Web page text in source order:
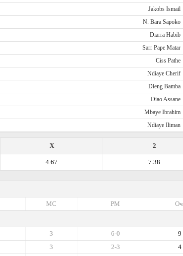
Jakobs Ismail
N. Bara Sapoko
Diarra Habib
Sarr Pape Matar
Ciss Pathe
Ndiaye Cherif
Dieng Bamba
Diao Assane
Mbaye Ibrahim
Ndiaye Iliman
2
X
7.38
4.67
РМ
МС
9
6-0
3
4
2-3
3